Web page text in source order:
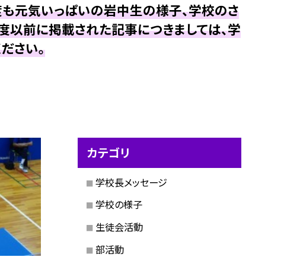
元気いっぱいの岩中生の様子、学校のさ
以前に掲載された記事につきましては、学
さい。
カテゴリ
学校長メッセージ
学校の様子
生徒会活動
部活動